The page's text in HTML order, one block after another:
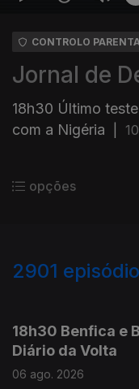
CONTROLO
Jornal de
18h30 Último
com a Nigéria
opções
2901
18h30 Benfica e
Diário da Volta
06 ago. 2026